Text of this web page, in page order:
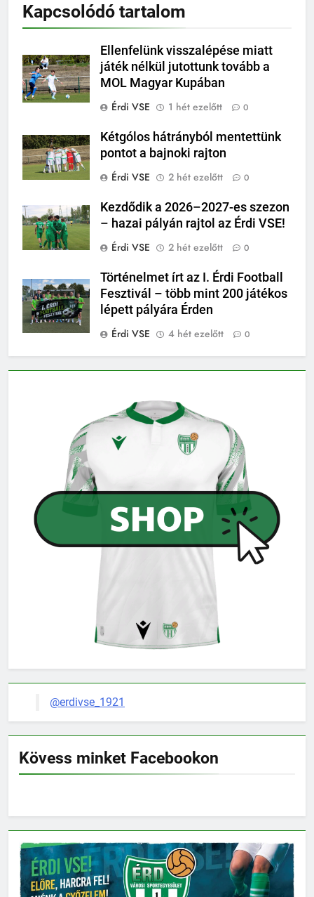
Kapcsolódó tartalom
Ellenfelünk visszalépése miatt
játék nélkül jutottunk tovább a
MOL Magyar Kupában
Érdi VSE
1 hét ezelőtt 0
Kétgólos hátrányból mentettünk
pontot a bajnoki rajton
Érdi VSE
2 hét ezelőtt 0
Kezdődik a 2026–2027-es szezon
– hazai pályán rajtol az Érdi VSE!
Érdi VSE
2 hét ezelőtt 0
Történelmet írt az I. Érdi Football
Fesztivál – több mint 200 játékos
lépett pályára Érden
Érdi VSE
4 hét ezelőtt 0
@erdivse_1921
Kövess minket Facebookon